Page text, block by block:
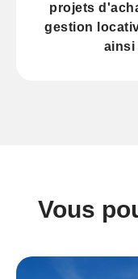
projets d'
gestion
ainsi
Vous